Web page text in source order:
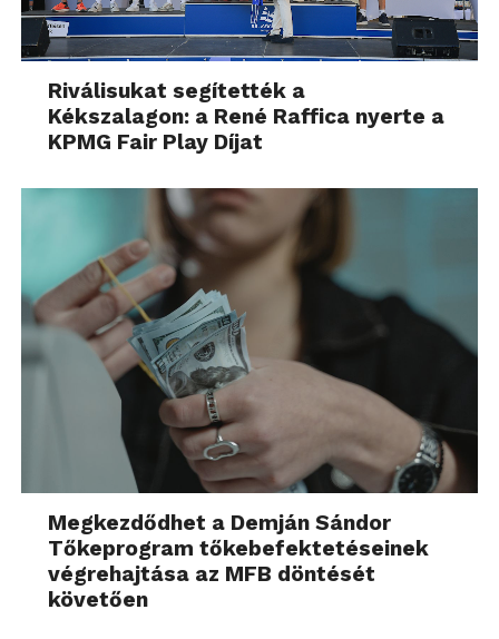
Riválisukat segítették a
Kékszalagon: a René Raffica nyerte a
KPMG Fair Play Díjat
Megkezdődhet a Demján Sándor
Tőkeprogram tőkebefektetéseinek
végrehajtása az MFB döntését
követően